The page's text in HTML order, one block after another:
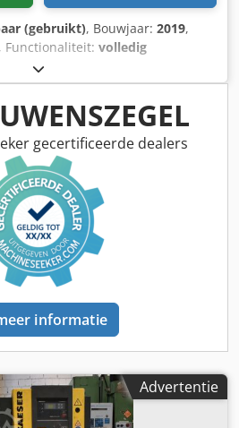
(gebruikt), Bouwjaar: 2019,
, Functionaliteit: volledig
898 kg
476 m³/u, druk (max.):13 bar,
Typeplaat beschikbaar,
, nette goed werkende
Freqentiegestuurd
gecertificeerde dealers
informatie
Advertentie